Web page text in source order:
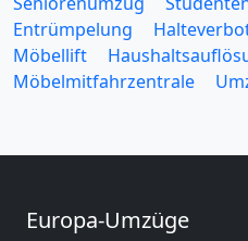
Entrümpelung
Möbellift
Möbelmitfahrzentrale
Europa-Umzüge